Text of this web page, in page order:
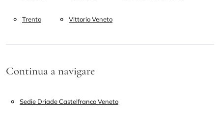
Trento Vittorio Veneto
Continua a navigare
Sedie Driade Castelfranco Veneto